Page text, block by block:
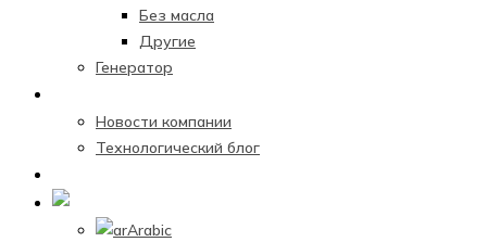
Без масла
Другие
Генератор
Новости компании
Технологический блог
Arabic